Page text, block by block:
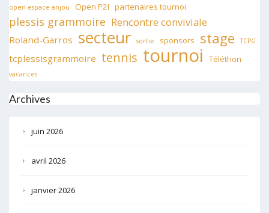
open espace anjou Open P2I partenaires tournoi
plessis grammoire Rencontre conviviale
Roland-Garros secteur sortie sponsors stage TCPG
tcplessisgrammoire tennis tournoi Téléthon
vacances
Archives
juin 2026
avril 2026
janvier 2026